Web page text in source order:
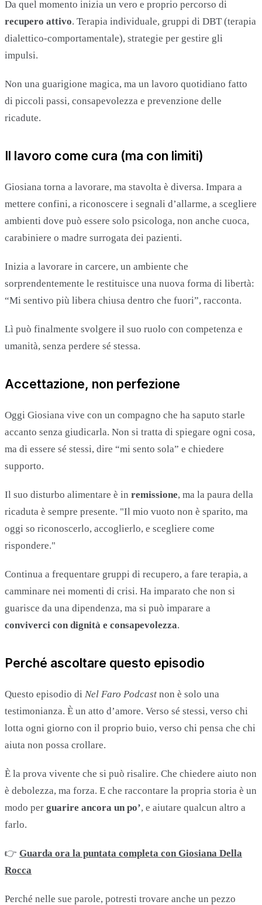
Da quel momento inizia un vero e proprio percorso di
recupero attivo. Terapia individuale, gruppi di DBT (terapia
dialettico-comportamentale), strategie per gestire gli
impulsi.
Non una guarigione magica, ma un lavoro quotidiano fatto
di piccoli passi, consapevolezza e prevenzione delle
ricadute.
Il lavoro come cura (ma con limiti)
Giosiana torna a lavorare, ma stavolta è diversa. Impara a
mettere confini, a riconoscere i segnali d’allarme, a scegliere
ambienti dove può essere solo psicologa, non anche cuoca,
carabiniere o madre surrogata dei pazienti.
Inizia a lavorare in carcere, un ambiente che
sorprendentemente le restituisce una nuova forma di libertà:
“Mi sentivo più libera chiusa dentro che fuori”, racconta.
Lì può finalmente svolgere il suo ruolo con competenza e
umanità, senza perdere sé stessa.
Accettazione, non perfezione
Oggi Giosiana vive con un compagno che ha saputo starle
accanto senza giudicarla. Non si tratta di spiegare ogni cosa,
ma di essere sé stessi, dire “mi sento sola” e chiedere
supporto.
Il suo disturbo alimentare è in remissione, ma la paura della
ricaduta è sempre presente. "Il mio vuoto non è sparito, ma
oggi so riconoscerlo, accoglierlo, e scegliere come
rispondere."
Continua a frequentare gruppi di recupero, a fare terapia, a
camminare nei momenti di crisi. Ha imparato che non si
guarisce da una dipendenza, ma si può imparare a
conviverci con dignità e consapevolezza.
Perché ascoltare questo episodio
Questo episodio di Nel Faro Podcast non è solo una
testimonianza. È un atto d’amore. Verso sé stessi, verso chi
lotta ogni giorno con il proprio buio, verso chi pensa che chi
aiuta non possa crollare.
È la prova vivente che si può risalire. Che chiedere aiuto non
è debolezza, ma forza. E che raccontare la propria storia è un
modo per guarire ancora un po’, e aiutare qualcun altro a
farlo.
👉 Guarda ora la puntata completa con Giosiana Della
Rocca
Perché nelle sue parole, potresti trovare anche un pezzo